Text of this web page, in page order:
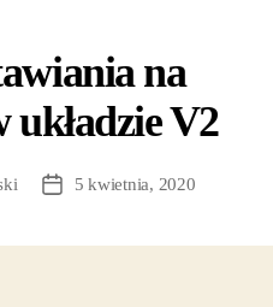
na
V2
5 kwietnia, 2020